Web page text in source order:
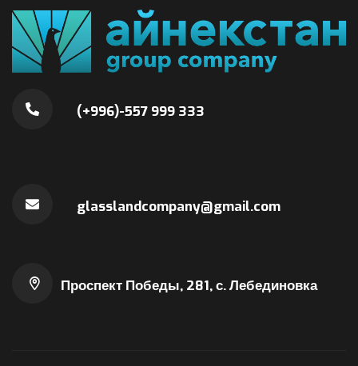
(+996)-557 999 333
glasslandcompany@gmail.com
Проспект Победы, 281, с. Лебединовка